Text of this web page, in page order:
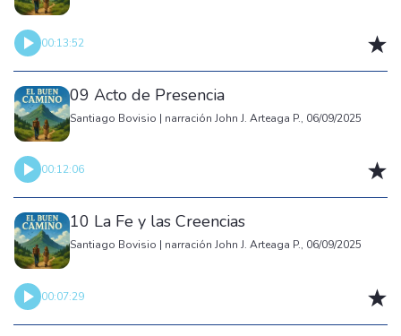
00:13:52
09 Acto de Presencia
Santiago Bovisio | narración John J. Arteaga P., 06/09/2025
00:12:06
10 La Fe y las Creencias
Santiago Bovisio | narración John J. Arteaga P., 06/09/2025
00:07:29